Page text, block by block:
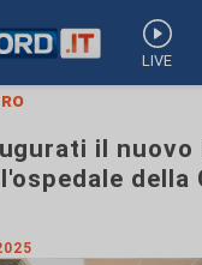
LIVE
il nuovo
della